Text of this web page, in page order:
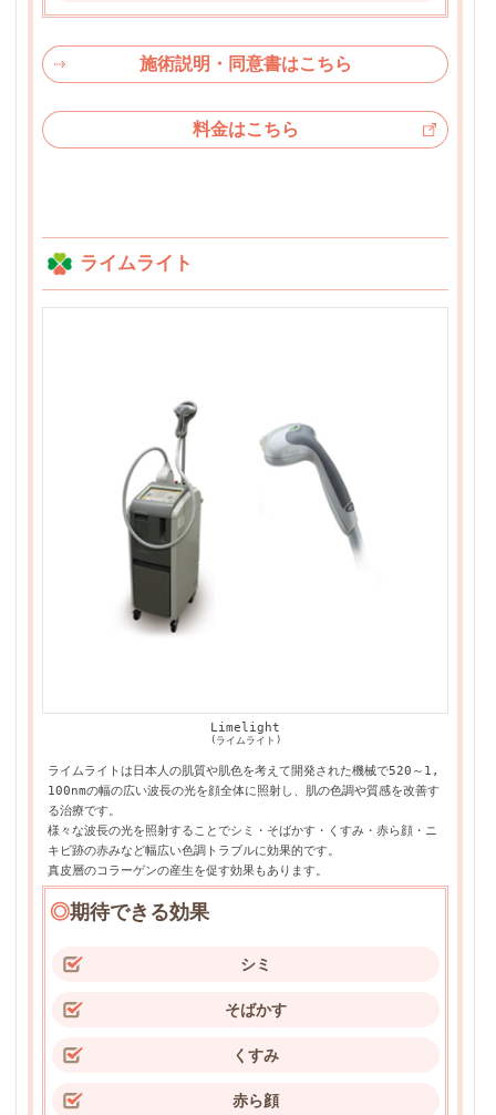
施術説明・同意書はこちら
料金はこちら
ライムライト
Limelight
(ライムライト)
ライムライトは日本人の肌質や肌色を考えて開発された機械で520～1,
100nmの幅の広い波長の光を顔全体に照射し、肌の色調や質感を改善す
る治療です。
様々な波長の光を照射することでシミ・そばかす・くすみ・赤ら顔・ニ
キビ跡の赤みなど幅広い色調トラブルに効果的です。
真皮層のコラーゲンの産生を促す効果もあります。
◎期待できる効果
シミ
そばかす
くすみ
赤ら顔